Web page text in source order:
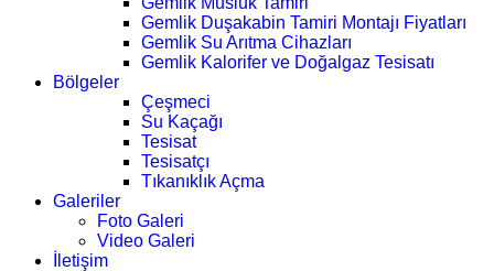
Gemlik Duşakabin Tamiri Montajı Fiyatları
Gemlik Su Arıtma Cihazları
Gemlik Kalorifer ve Doğalgaz Tesisatı
Bölgeler
Çeşmeci
Su Kaçağı
Tesisat
Tesisatçı
Tıkanıklık Açma
Galeriler
Foto Galeri
Video Galeri
İletişim